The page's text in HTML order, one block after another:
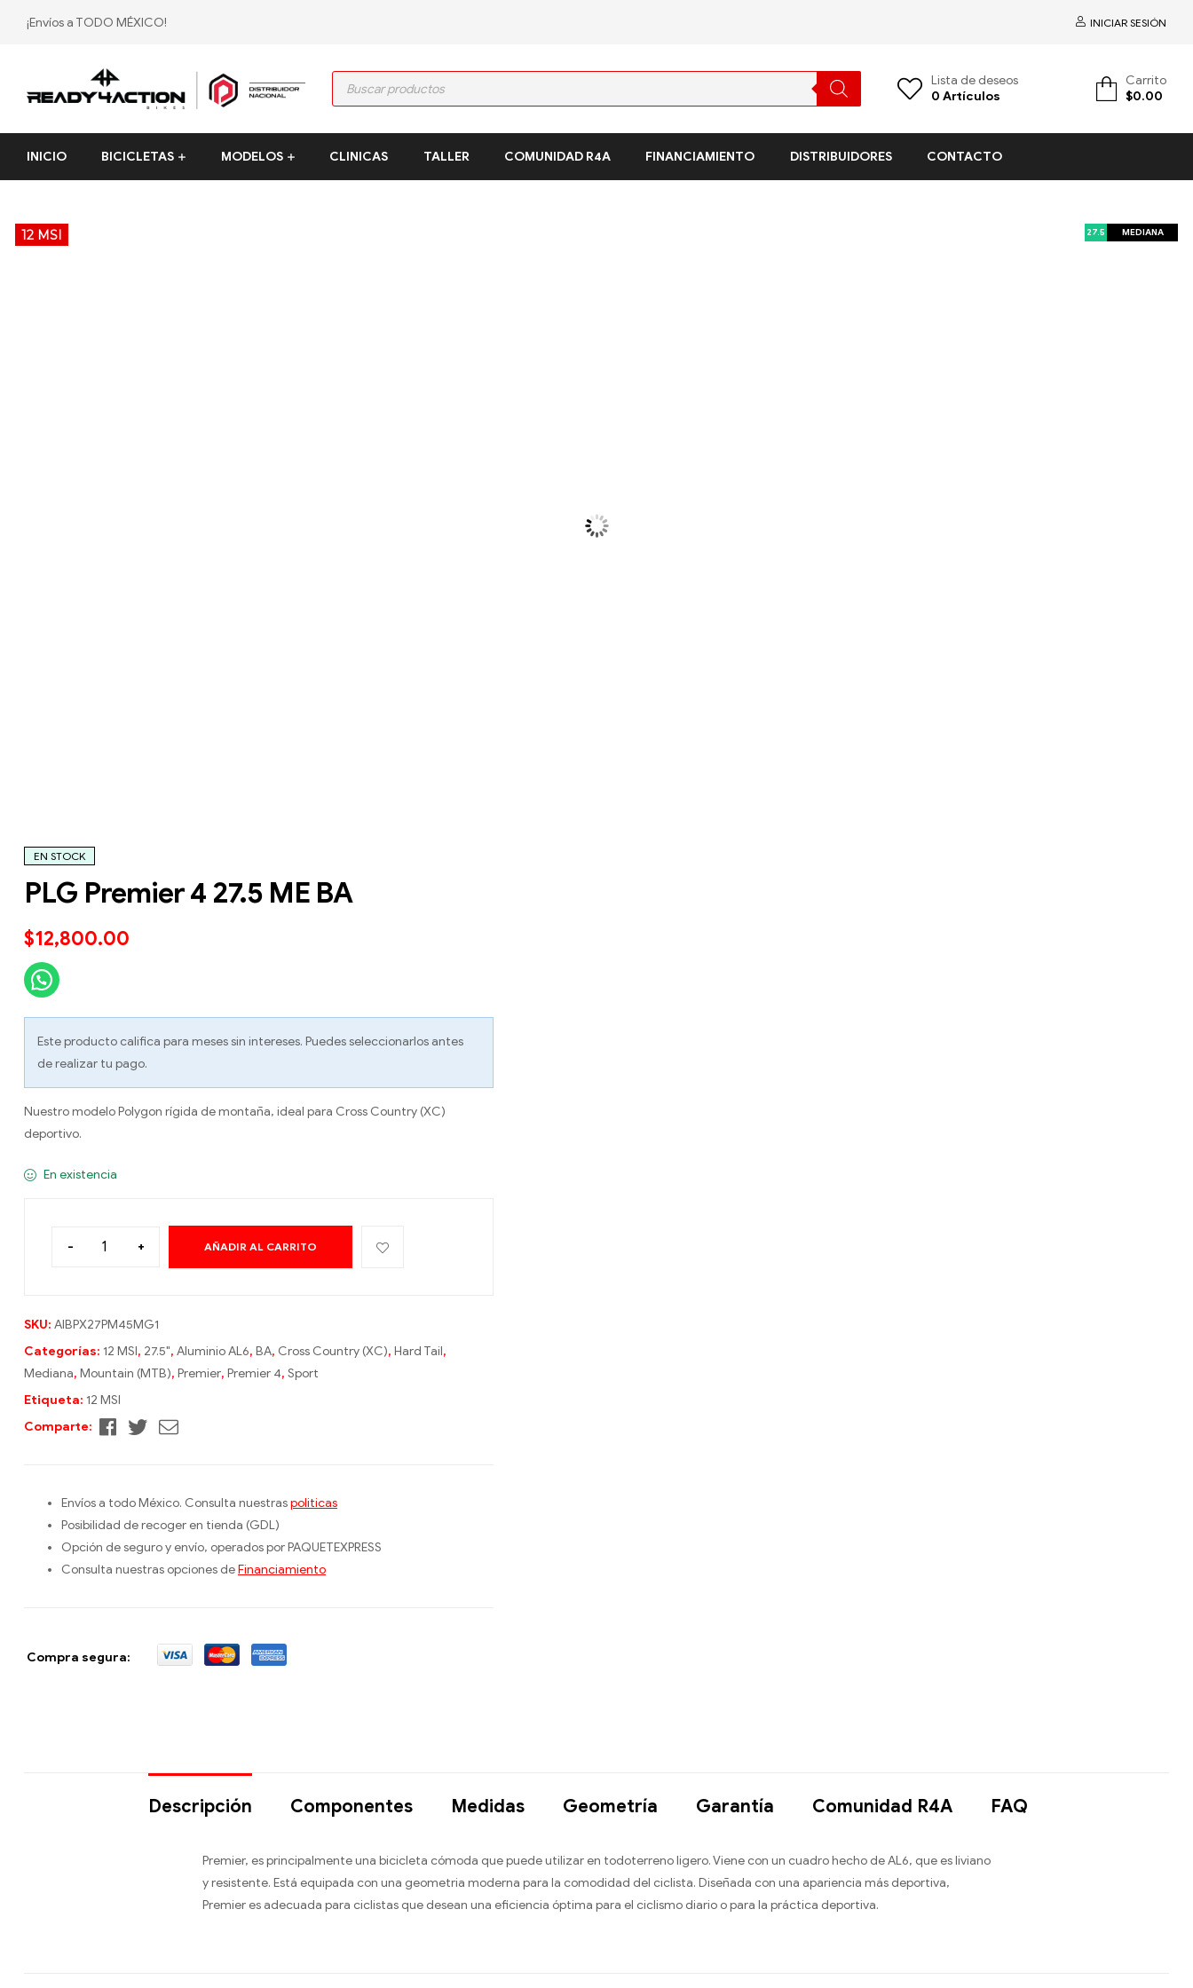
¡Envíos a TODO MÉXICO! INICIAR SESIÓN
Ready4Action
Distribución
mexicana
bikes
–
Lista de deseos
0 Artículos
Carrito
$0.00
INICIO BICICLETAS MODELOS CLINICAS TALLER COMUNIDAD R4A FINANCIAMIENTO DISTRIBUIDORES CONTACTO
12 MSI 27.5 MEDIANA
EN STOCK
PLG Premier 4 27.5 ME BA
$12,800.00
Este producto califica para meses sin intereses. Puedes seleccionarlos antes
de realizar tu pago.
Nuestro modelo Polygon rígida de montaña, ideal para Cross Country (XC)
deportivo.
En existencia
- + AÑADIR AL CARRITO
e
t
i
SKU: AIBPX27PM45MG1
Categorías: 12 MSI, 27.5", Aluminio AL6, BA, Cross Country (XC), Hard Tail,
Mediana, Mountain (MTB), Premier, Premier 4, Sport
Etiqueta: 12 MSI
Comparte:
Facebook
TwitterCorreo
Envíos a todo México. Consulta nuestraspoliticas
Posibilidad de recoger en tienda (GDL)
Opción de seguro y envío, operados por PAQUETEXPRESS
Consulta nuestras opciones deFinanciamiento
Compra segura:
Descripción Componentes Medidas Geometría Garantía Comunidad R4A FAQ
Premier, es principalmente una bicicleta cómoda que puede utilizar en todoterreno ligero. Viene con un cuadro hecho de AL6, que es liviano
y resistente. Está equipada con una geometr­ia moderna para la comodidad del ciclista. Diseñada con una apariencia más deportiva,
Premier es adecuada para ciclistas que desean una eficiencia óptima para el ciclismo diario o para la práctica deportiva.